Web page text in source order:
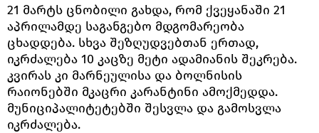
21 მარტს ცნობილი გახდა, რომ ქვეყანაში 21
აპრილამდე საგანგებო მდგომარეობა
ცხადდება. სხვა შეზღუდვებთან ერთად,
იკრძალება 10 კაცზე მეტი ადამიანის შეკრება.
კვირას კი მარნეულისა და ბოლნისის
რაიონებში მკაცრი კარანტინი ამოქმედდა.
მუნიციპალიტეტებში შესვლა და გამოსვლა
იკრძალება.